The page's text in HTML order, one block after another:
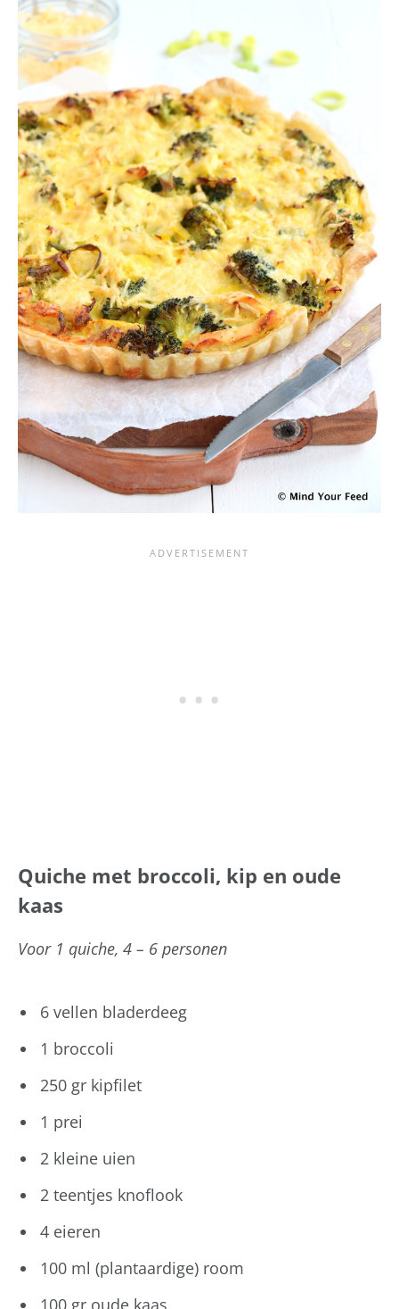
Quiche met broccoli, kip en oude
kaas
Voor 1 quiche, 4 – 6 personen
6 vellen bladerdeeg
1 broccoli
250 gr kipfilet
1 prei
2 kleine uien
2 teentjes knoflook
4 eieren
100 ml (plantaardige) room
100 gr oude kaas